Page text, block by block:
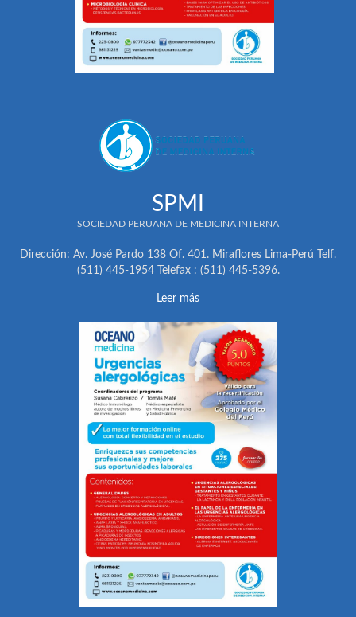
SPMI
SOCIEDAD PERUANA DE MEDICINA INTERNA
Dirección: Av. José Pardo 138 Of. 401. Miraflores Lima-Perú Telf.
(511) 445-1954 Telefax : (511) 445-5396.
Leer más